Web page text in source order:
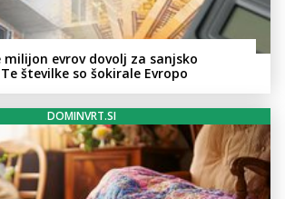
evrov dovolj za sanjsko
številke so šokirale Evropo
DOMINVRT.SI